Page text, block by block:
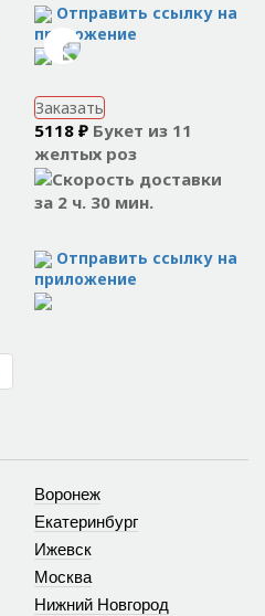
Отправить ссылку на
приложение
Заказать
5118 ₽ Букет из 11
желтых роз
за 2 ч. 30 мин.
Отправить ссылку на
приложение
Воронеж
Екатеринбург
Ижевск
Москва
Нижний Новгород